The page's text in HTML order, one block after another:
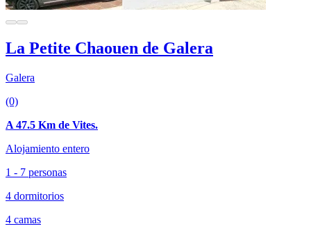
La Petite Chaouen de Galera
Galera
(0)
A 47.5 Km de Vites.
Alojamiento entero
1 - 7 personas
4 dormitorios
4 camas